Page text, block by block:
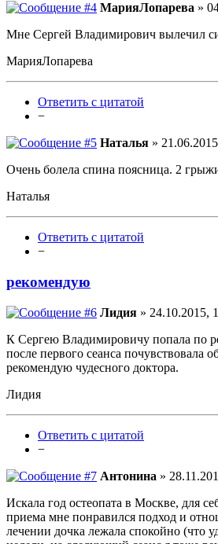
МарияЛопарева »
Мне Сергей Владимирович вылечил
МарияЛопарева
Ответить с цитатой
−
Наталья »
Очень болела спина поясница. 2
Наталья
Ответить с цитатой
−
рекомендую
Лидия » 24.10.2015,
К Сергею Владимировичу попала по
после первого сеанса
рекомендую чудесного доктора.
Лидия
Ответить с цитатой
−
Антонина »
Искала год остеопата в Москве, для
приема мне понравился подход и
лечении дочка лежала спокойно (что